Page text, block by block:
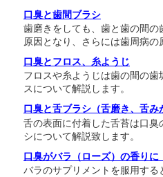
口臭と歯間ブラシ
歯磨きをしても、歯と歯の間
原因となり、さらには歯周病の
口臭とフロス、糸ようじ
フロスや糸ようじは歯の間の
スについて解説します。
口臭と舌ブラシ（舌磨き、舌み
舌の表面に付着した舌苔は口
シについて解説致します。
口臭がバラ（ローズ）の香りに
バラのサプリメントを服用す